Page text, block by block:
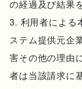
の経過及び結果
利用者による
ステム提供元企
害その他の理由
者は当該請求に